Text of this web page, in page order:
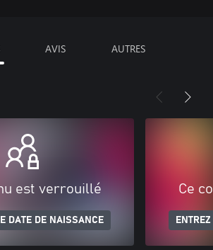
AVIS AUTRES
est verrouillé
DATE DE NAISSANCE
Ce